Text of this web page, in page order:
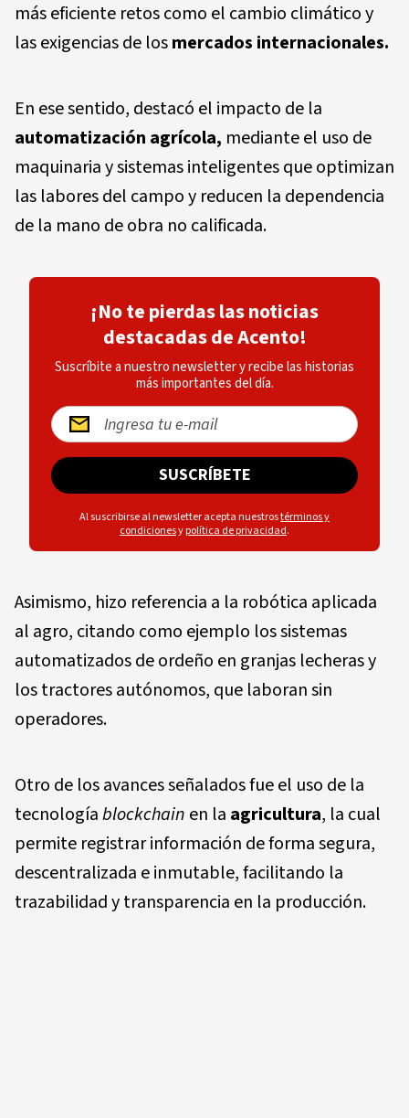
más eficiente retos como el cambio climático y
las exigencias de losmercados internacionales.
En ese sentido, destacó el impacto de la
automatización agrícola, mediante el uso de
maquinaria y sistemas inteligentes que optimizan
las labores del campo y reducen la dependencia
de la mano de obra no calificada.
¡No te pierdas las noticias
destacadas de Acento!
Suscríbite a nuestro newsletter y recibe las historias
más importantes del día.
SUSCRÍBETE
Al suscribirse al newsletter acepta nuestrostérminos y
condicionesypolítica de privacidad.
Asimismo, hizo referencia a la robótica aplicada
al agro, citando como ejemplo los sistemas
automatizados de ordeño en granjas lecheras y
los tractores autónomos, que laboran sin
operadores.
Otro de los avances señalados fue el uso de la
tecnologíablockchain en la agricultura, la cual
permite registrar información de forma segura,
descentralizada e inmutable, facilitando la
trazabilidad y transparencia en la producción.